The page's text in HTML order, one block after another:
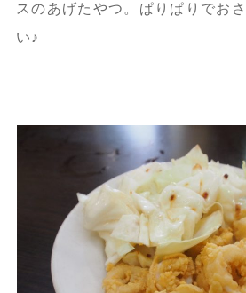
スのあげたやつ。ぱりぱりでお
い♪